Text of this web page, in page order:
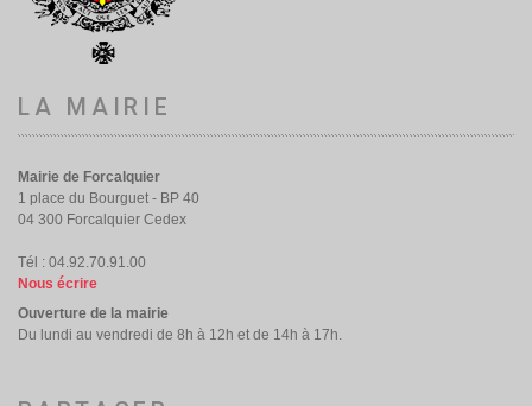
LA MAIRIE
Mairie de Forcalquier
1 place du Bourguet - BP 40
04 300 Forcalquier Cedex
Tél : 04.92.70.91.00
Nous écrire
Ouverture de la mairie
Du lundi au vendredi de 8h à 12h et de 14h à 17h.